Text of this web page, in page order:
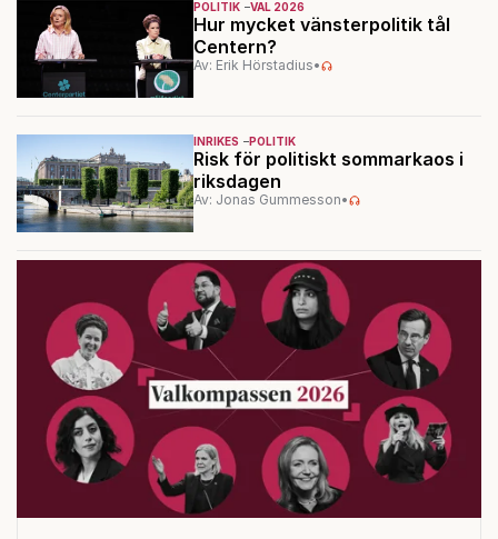
POLITIK VAL 2026
Hur mycket vänsterpolitik tål
Centern?
Av: Erik Hörstadius•
INRIKES POLITIK
Risk för politiskt sommarkaos i
riksdagen
Av: Jonas Gummesson•